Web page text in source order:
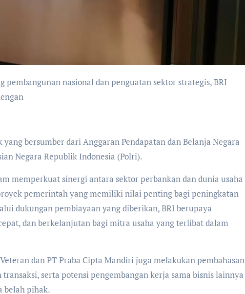
bersumber dari Anggaran Pendapatan dan Belanja Negara
Negara Republik Indonesia (Polri).
memperkuat sinergi antara sektor perbankan dan dunia usaha
pemerintah yang memiliki nilai penting bagi peningkatan
dukungan pembiayaan yang diberikan, BRI berupaya
dan berkelanjutan bagi mitra usaha yang terlibat dalam
dan PT Praba Cipta Mandiri juga melakukan pembahasan
serta potensi pengembangan kerja sama bisnis lainnya
belah pihak.